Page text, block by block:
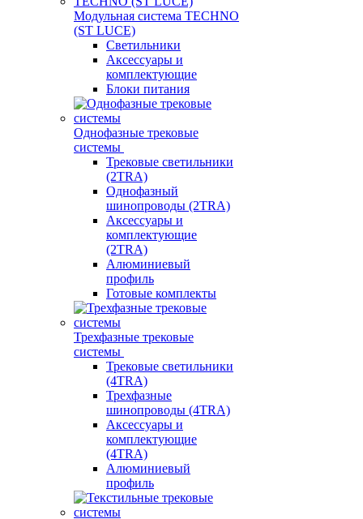
Модульная система TECHNO
(ST LUCE)
Светильники
Аксессуары и
комплектующие
Блоки питания
Однофазные трековые
системы
Трековые светильники
(2TRA)
Однофазный
шинопроводы (2TRA)
Аксессуары и
комплектующие
(2TRA)
Алюминиевый
профиль
Готовые комплекты
Трехфазные трековые
системы
Трековые светильники
(4TRA)
Трехфазные
шинопроводы (4TRA)
Аксессуары и
комплектующие
(4TRA)
Алюминиевый
профиль